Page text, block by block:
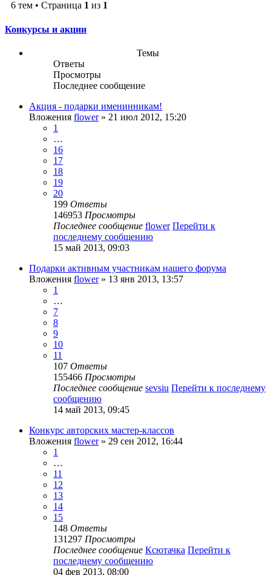
6 тем • Страница 1 из 1
Конкурсы и акции
Темы
Ответы
Просмотры
Последнее сообщение
Акция - подарки именинникам!
Вложения flower» 21 июл 2012, 15:20
1
…
16
17
18
19
20
199 Ответы
146953 Просмотры
Последнее сообщение flower Перейти к
последнему сообщению
15 май 2013, 09:03
Подарки активным участникам нашего форума
Вложения flower» 13 янв 2013, 13:57
1
…
7
8
9
10
11
107 Ответы
155466 Просмотры
Последнее сообщение sevsiu Перейти к последнему
сообщению
14 май 2013, 09:45
Конкурс авторских мастер-классов
Вложения flower» 29 сен 2012, 16:44
1
…
11
12
13
14
15
148 Ответы
131297 Просмотры
Последнее сообщение Ксютачка Перейти к
последнему сообщению
04 фев 2013, 08:00